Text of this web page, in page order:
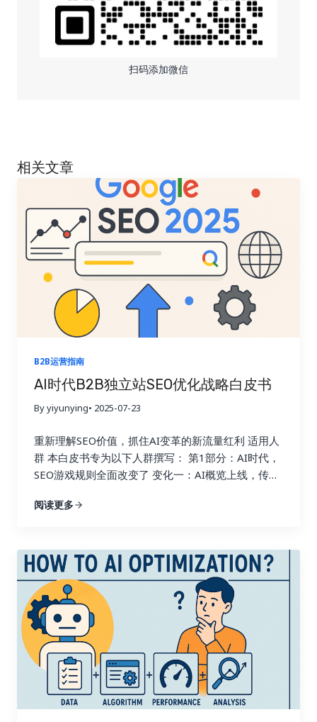
扫码添加微信
相关文章
B2B运营指南
AI时代B2B独立站SEO优化战略白皮书
By yiyunying• 2025-07-23
重新理解SEO价值，抓住AI变革的新流量红利 适用人
群 本白皮书专为以下人群撰写： 第1部分：AI时代，
SEO游戏规则全面改变了 变化一：AI概览上线，传统
Overview（AI概览）功能：
意味着什么？ 即使有几百个关键词排名首页，流量也
会大幅减少！ 变化二：Google“本地推荐”机制强化，
阻断跨境流量 想象你在北京点外卖，美团只推荐10公
里内的商家，广州的餐厅再好也不会出现。 Google
的搜索逻辑，现在跟美团一模一样： 用户在德国搜
索“custom kraft box” Google优先推荐： 1.使用.de
域名的德国企业网站 2.使用德语内容的网站 3.使用德
国服务器的网站 4.最后才推荐中国的英文网站
果是什么？ 变化三：产品关键词失效，B2B流量入口
正在萎缩 很多外贸企业过去靠“产品类关键词”带来流
阅读更多